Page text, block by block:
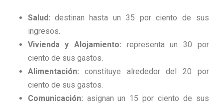
Salud: destinan hasta un 35 por ciento de sus
ingresos.
Vivienda y Alojamiento: representa un 30 por
ciento de sus gastos.
Alimentación: constituye alrededor del 20 por
ciento de sus gastos.
Comunicación: asignan un 15 por ciento de sus